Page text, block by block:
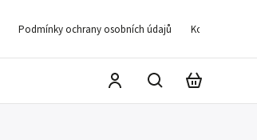
Podmínky ochrany osobních údajů Kontakty